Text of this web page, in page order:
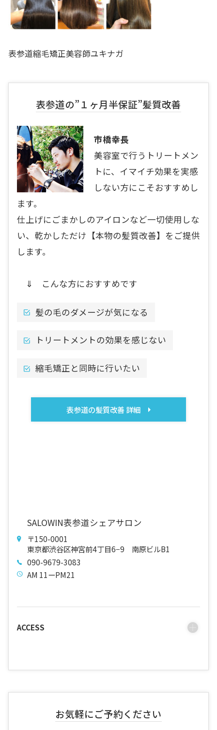
表参道縮毛矯正美容師ユキナガ
表参道の”１ヶ月半保証”髪質改善
市橋幸長
美容室で行うトリートメン
トに、イマイチ効果を実感
しない方にこそおすすめし
ます。
仕上げにごまかしのアイロンなど一切使用しな
い、乾かしただけ【本物の髪質改善】をご提供
します。
⇓ こんな方におすすめです
髪の毛のダメージが気になる
トリートメントの効果を感じない
縮毛矯正と同時に行いたい
表参道の髪質改善 詳細
SALOWIN表参道シェアサロン
〒150-0001
東京都渋谷区神宮前4丁目6−9 南原ビルB1
090-9679-3083
AM 11ーPM21
ACCESS
お気軽にご予約ください